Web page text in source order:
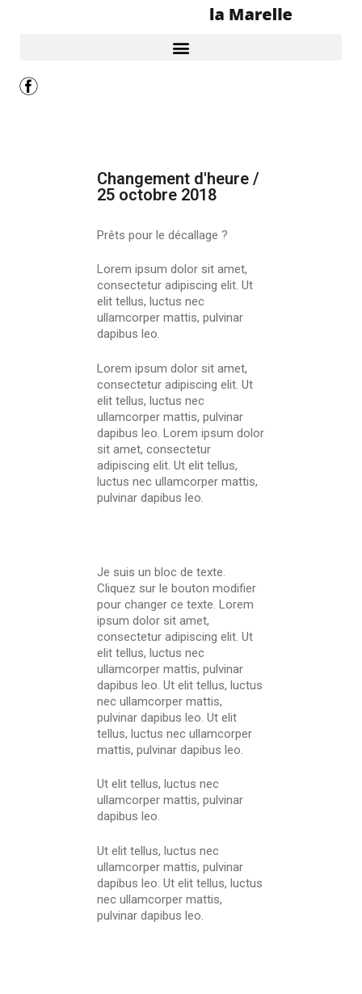
Changement d'heure /
25 octobre 2018
Prêts pour le décallage ?
Lorem ipsum dolor sit amet,
consectetur adipiscing elit. Ut
elit tellus, luctus nec
ullamcorper mattis, pulvinar
dapibus leo.
Lorem ipsum dolor sit amet,
consectetur adipiscing elit. Ut
elit tellus, luctus nec
ullamcorper mattis, pulvinar
dapibus leo. Lorem ipsum dolor
sit amet, consectetur
adipiscing elit. Ut elit tellus,
luctus nec ullamcorper mattis,
pulvinar dapibus leo.
Je suis un bloc de texte.
Cliquez sur le bouton modifier
pour changer ce texte. Lorem
ipsum dolor sit amet,
consectetur adipiscing elit. Ut
elit tellus, luctus nec
ullamcorper mattis, pulvinar
dapibus leo. Ut elit tellus, luctus
nec ullamcorper mattis,
pulvinar dapibus leo. Ut elit
tellus, luctus nec ullamcorper
mattis, pulvinar dapibus leo.
Ut elit tellus, luctus nec
ullamcorper mattis, pulvinar
dapibus leo.
Ut elit tellus, luctus nec
ullamcorper mattis, pulvinar
dapibus leo. Ut elit tellus, luctus
nec ullamcorper mattis,
pulvinar dapibus leo.